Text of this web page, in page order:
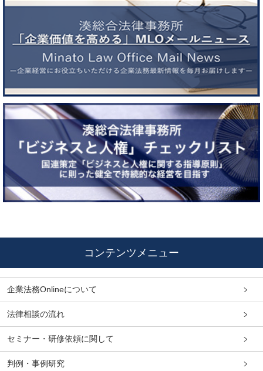
コンテンツメニュー
企業法務Onlineについて
法律相談の流れ
セミナー・研修依頼に関して
判例・事例研究